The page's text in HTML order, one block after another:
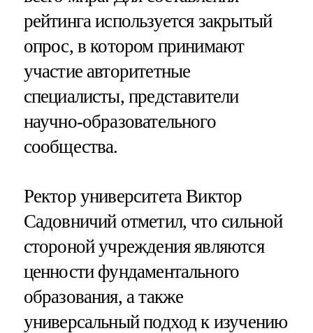
рейтинга используется закрытый
опрос, в котором принимают
участие авторитетные
специалисты, представители
научно-образовательного
сообщества.
Ректор университета Виктор
Садовничий отметил, что сильной
стороной учреждения являются
ценности фундаментального
образования, а также
универсальный подход к изучению